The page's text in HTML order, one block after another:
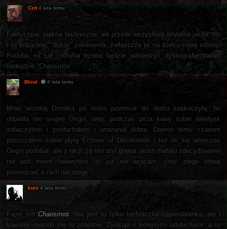
Czit 4 lata temu
Faktycznie, piękna techniczna, ale przede wszystkim brutalna jazda. No
i te kozackie, "tłuste" zwolnienia, zwłaszcza to na końcu robią robotę.
Podoba mi się i chyba trzeba będzie odświeżyć dyskografię zanim
nadejdzie "Chaosmos".
Blind 4 lata temu
Mnie wczoraj Dorotka po moim powrocie do domu zaskoczyła, bo
odpaliła ten singiel Origin, więc podczas picia kawy sobie teledysk
zobaczyłem i posłuchałem i wrażenia dobre. Dawno temu czasem
puszczałem sobie płytę Echoes of Decimation i też mi się wówczas
Origin podobał, ale z racji, że ten styl grania death metalu zdecydowanie
nie jest moim faworytem, to już nie wracam, choć złego słowa
powiedzieć o nich nie mogę.
kurz 4 lata temu
Fajny ten Chaosmos . Nie jest to tylko techniczna napierdalanka, ale i
kawałek melodii się tu znajdzie. Zyskuje z kolejnymi odsłuchami, a to